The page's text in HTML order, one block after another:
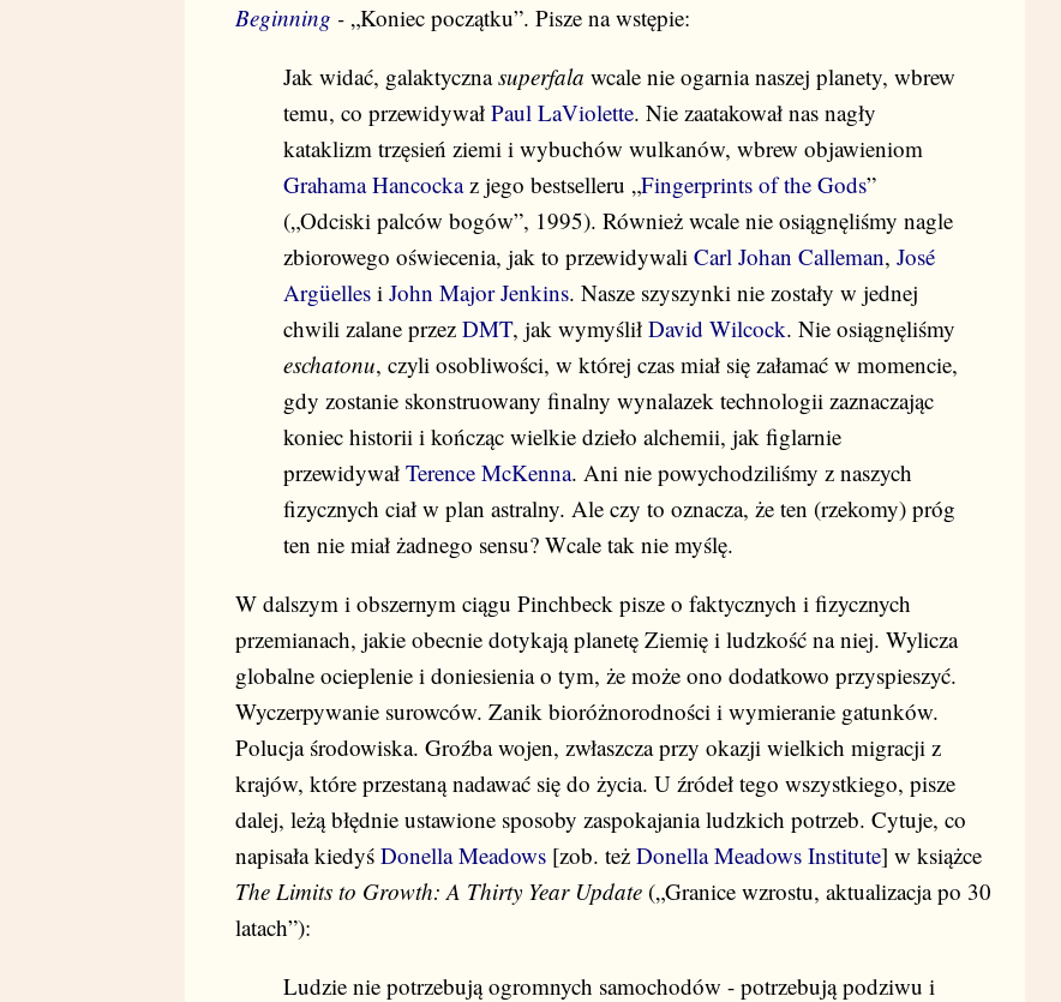
Beginning - „Koniec początku”. Pisze na wstępie:
Jak widać, galaktycznasuperfala wcale nie ogarnia naszej planety, wbrew
temu, co przewidywał Paul LaViolette. Nie zaatakował nas nagły
kataklizm trzęsień ziemi i wybuchów wulkanów, wbrew objawieniom
Grahama Hancockaz jego bestselleru „Fingerprints of the Gods”
(„Odciski palców bogów”, 1995). Również wcale nie osiągnęliśmy nagle
zbiorowego oświecenia, jak to przewidywali Carl Johan Calleman, José
Argüelles i John Major Jenkins. Nasze szyszynki nie zostały w jednej
chwili zalane przez DMT, jak wymyślił David Wilcock. Nie osiągnęliśmy
eschatonu, czyli osobliwości, w której czas miał się załamać w momencie,
gdy zostanie skonstruowany finalny wynalazek technologii zaznaczając
koniec historii i kończąc wielkie dzieło alchemii, jak figlarnie
przewidywał Terence McKenna. Ani nie powychodziliśmy z naszych
fizycznych ciał w plan astralny. Ale czy to oznacza, że ten (rzekomy) próg
ten nie miał żadnego sensu? Wcale tak nie myślę.
W dalszym i obszernym ciągu Pinchbeck pisze o faktycznych i fizycznych
przemianach, jakie obecnie dotykają planetę Ziemię i ludzkość na niej. Wylicza
globalne ocieplenie i doniesienia o tym, że może ono dodatkowo przyspieszyć.
Wyczerpywanie surowców. Zanik bioróżnorodności i wymieranie gatunków.
Polucja środowiska. Groźba wojen, zwłaszcza przy okazji wielkich migracji z
krajów, które przestaną nadawać się do życia. U źródeł tego wszystkiego, pisze
dalej, leżą błędnie ustawione sposoby zaspokajania ludzkich potrzeb. Cytuje, co
napisała kiedyś Donella Meadows [zob. też Donella Meadows Institute] w książce
The Limits to Growth: A Thirty Year Update („Granice wzrostu, aktualizacja po 30
latach”):
Ludzie nie potrzebują ogromnych samochodów - potrzebują podziwu i